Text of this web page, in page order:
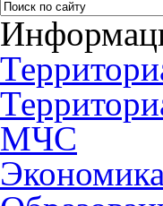
МЧС
Экономика